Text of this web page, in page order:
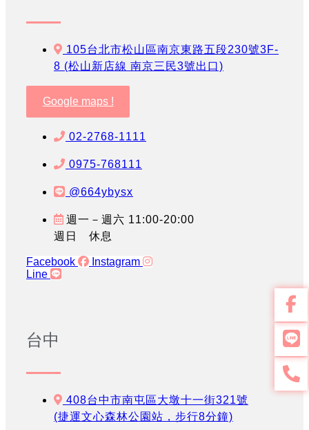
105台北市松山區南京東路五段230號3F-
8 (松山新店線 南京三民3號出口)
Google maps !
02-2768-1111
0975-768111
@664ybysx
週一－週六 11:00-20:00
週日 休息
Facebook
Instagram
Line
台中
408台中市南屯區大墩十一街321號
(捷運文心森林公園站，步行8分鐘)